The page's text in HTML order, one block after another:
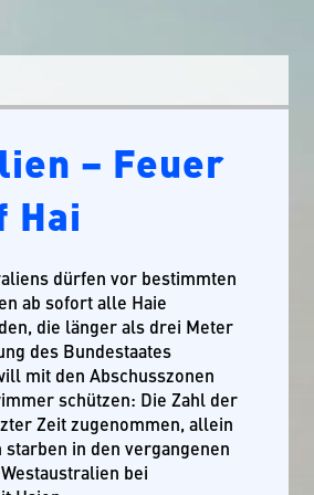
– Feuer
Hai
dürfen vor bestimmten
ab sofort alle Haie
die länger als drei Meter
des Bundestaates
mit den Abschusszonen
schützen: Die Zahl der
Zeit zugenommen, allein
starben in den vergangenen
bei